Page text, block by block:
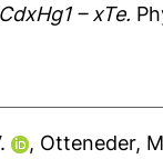
– xTe.
, Otteneder,